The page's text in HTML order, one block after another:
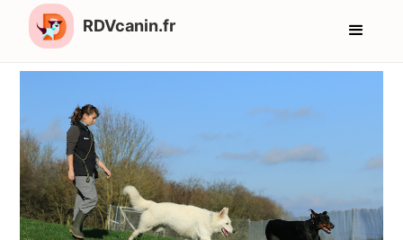
RDVcanin.fr